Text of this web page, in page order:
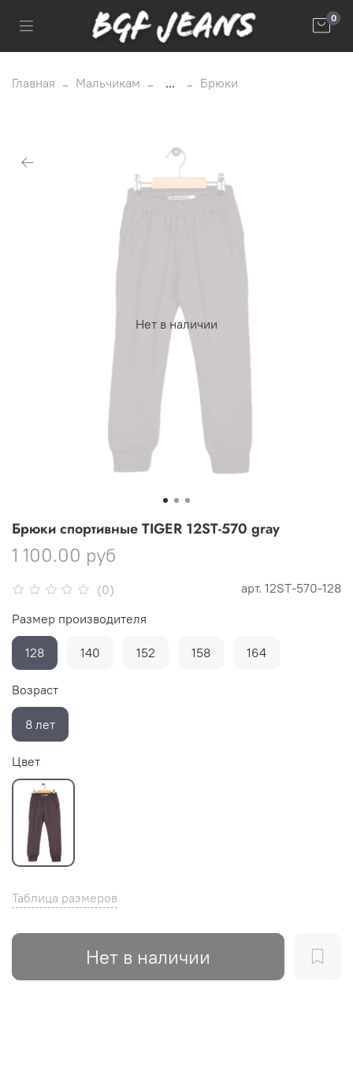
0
Главная Мальчикам ... Брюки
Нет в наличии
(0) арт. 12ST-570-128
Брюки спортивные TIGER 12ST-570 gray
1 100.00 руб
Таблица размеров
Нет в наличии
Размер производителя
128 140 152 158 164
Возраст
8 лет
Цвет